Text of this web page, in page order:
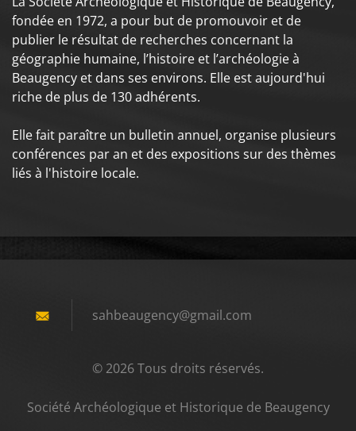
fondée en 1972, a pour but de promouvoir et de
publier le résultat de recherches concernant la
géographie humaine, l’histoire et l’archéologie à
Beaugency et dans ses environs. Elle est aujourd'hui
riche de plus de 130 adhérents.
Elle fait paraître un bulletin annuel, organise plusieurs
conférences par an et des expositions sur des thèmes
liés à l'histoire locale.
sahbeaugency@gmail.com
© 2026 Tous droits réservés.
Société Archéologique et Historique de Beaugency